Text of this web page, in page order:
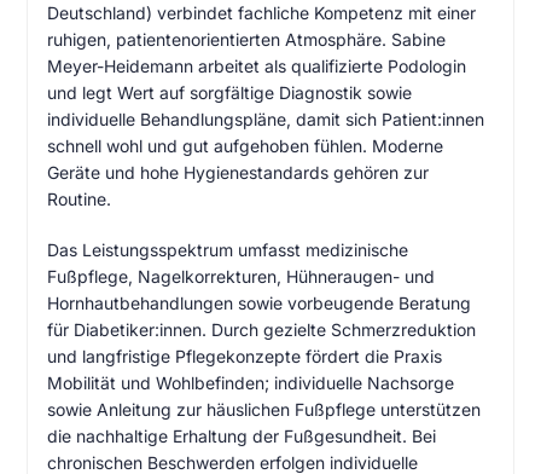
Deutschland) verbindet fachliche Kompetenz mit einer
ruhigen, patientenorientierten Atmosphäre. Sabine
Meyer-Heidemann arbeitet als qualifizierte Podologin
und legt Wert auf sorgfältige Diagnostik sowie
individuelle Behandlungspläne, damit sich Patient:innen
schnell wohl und gut aufgehoben fühlen. Moderne
Geräte und hohe Hygienestandards gehören zur
Routine.
Das Leistungsspektrum umfasst medizinische
Fußpflege, Nagelkorrekturen, Hühneraugen- und
Hornhautbehandlungen sowie vorbeugende Beratung
für Diabetiker:innen. Durch gezielte Schmerzreduktion
und langfristige Pflegekonzepte fördert die Praxis
Mobilität und Wohlbefinden; individuelle Nachsorge
sowie Anleitung zur häuslichen Fußpflege unterstützen
die nachhaltige Erhaltung der Fußgesundheit. Bei
chronischen Beschwerden erfolgen individuelle